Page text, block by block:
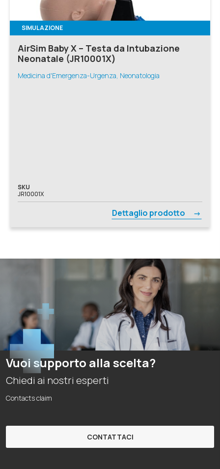
SIMULAZIONE
AirSim Baby X – Testa da Intubazione
Neonatale (JR10001X)
Medicina d'Emergenza-Urgenza, Neonatologia
SKU
JR10001X
Dettaglio prodotto
Vuoi supporto alla scelta?
Chiedi ai nostri esperti
Contacts claim
CONTATTACI